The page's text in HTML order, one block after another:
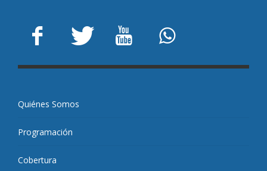
Quiénes Somos
Programación
Cobertura